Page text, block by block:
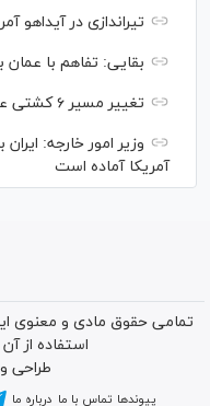
تیراندازی در آیداهو آمریکا با ۳ کشته
بقایی: تفاهم با
تغییر مسیر ۶ کشتی عربستانی در پی تهدید ارتش یمن
وزیر امور خارجه:
آمریکا آماده است
تمامی حقوق مادی و معنوی
استفاده از
طراحی
پیوندها تماس با ما درباره ما